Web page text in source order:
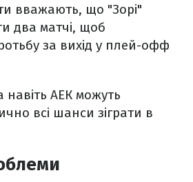
вважають, що "Зорі"
два матчі, щоб
за вихід у плей-офф
навіть АЕК можуть
всі шанси зіграти в